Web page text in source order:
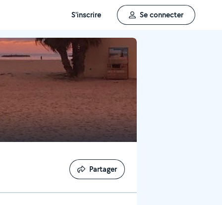
S'inscrire Se connecter
Partager
Partager